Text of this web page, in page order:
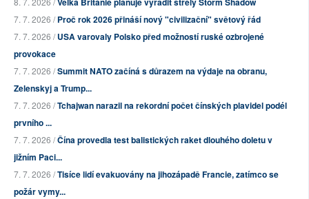
7. 7. 2026 /Proč rok 2026 přináší nový "civilizační" světový řád
7. 7. 2026 /USA varovaly Polsko před možností ruské ozbrojené
provokace
7. 7. 2026 /Summit NATO začíná s důrazem na výdaje na obranu,
Zelenskyj a Trump...
7. 7. 2026 /Tchajwan narazil na rekordní počet čínských plavidel podél
prvního ...
7. 7. 2026 /Čína provedla test balistických raket dlouhého doletu v
jižním Paci...
7. 7. 2026 /Tisíce lidí evakuovány na jihozápadě Francie, zatímco se
požár vymy...